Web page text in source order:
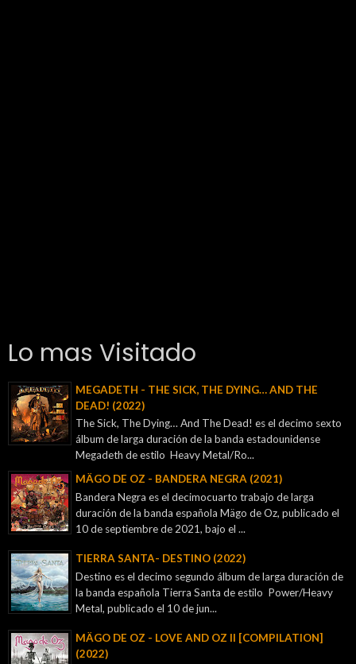
Lo mas Visitado
MEGADETH - THE SICK, THE DYING… AND THE
DEAD! (2022)
The Sick, The Dying… And The Dead! es el decimo sexto
álbum de larga duración de la banda estadounidense
Megadeth de estilo Heavy Metal/Ro...
MÄGO DE OZ - BANDERA NEGRA (2021)
Bandera Negra es el decimocuarto trabajo de larga
duración de la banda española Mägo de Oz, publicado el
10 de septiembre de 2021, bajo el ...
TIERRA SANTA- DESTINO (2022)
Destino es el decimo segundo álbum de larga duración de
la banda española Tierra Santa de estilo Power/Heavy
Metal, publicado el 10 de jun...
MÄGO DE OZ - LOVE AND OZ II [COMPILATION]
(2022)